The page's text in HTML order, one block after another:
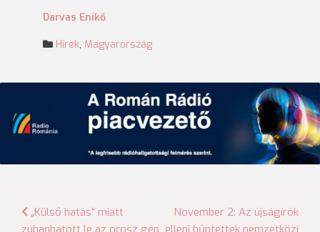
Darvas Enikő
Hírek, Magyarország
Bejegyzés
„Külső hatás” miatt
November 2: Az újságírók